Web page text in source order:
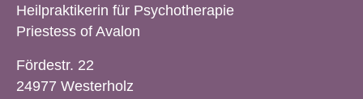
Heilpraktikerin für Psychotherapie
Priestess of Avalon
Fördestr. 22
24977 Westerholz